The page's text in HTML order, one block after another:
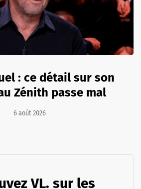
: ce détail sur son
Zénith passe mal
6 août 2026
VL. sur les